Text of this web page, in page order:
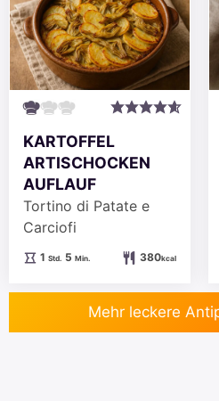
KARTOFFEL
ARTISCHOCKEN
AUFLAUF
Tortino di Patate e
Carciofi
1Stunde
Std. 5Minuten
Min. 380kcal
Mehr leckere